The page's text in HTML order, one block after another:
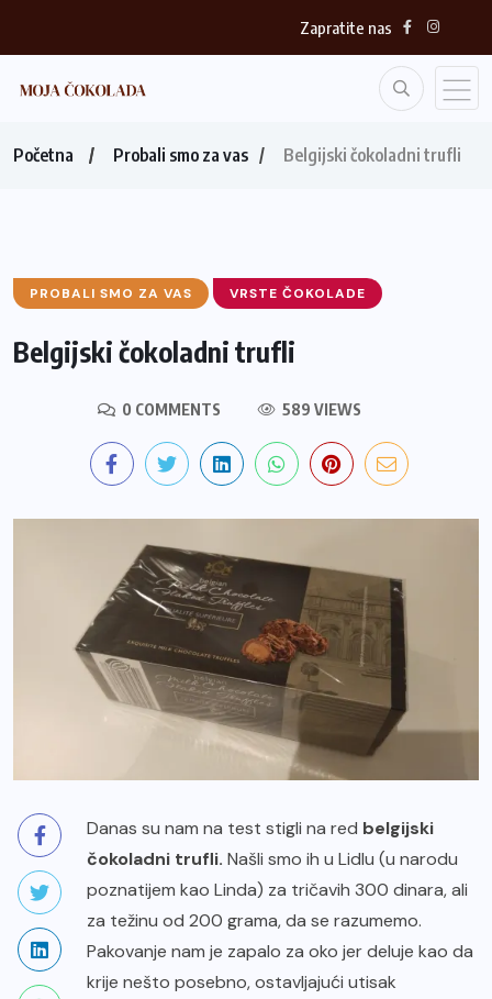
Zapratite nas
Početna Probali smo za vas Belgijski čokoladni trufli
PROBALI SMO ZA VAS VRSTE ČOKOLADE
Belgijski čokoladni trufli
0 COMMENTS 589 VIEWS
Danas su nam na test stigli na red belgijski
čokoladni trufli. Našli smo ih u Lidlu (u narodu
poznatijem kao Linda) za tričavih 300 dinara, ali
za težinu od 200 grama, da se razumemo.
Pakovanje nam je zapalo za oko jer deluje kao da
krije nešto posebno, ostavljajući utisak